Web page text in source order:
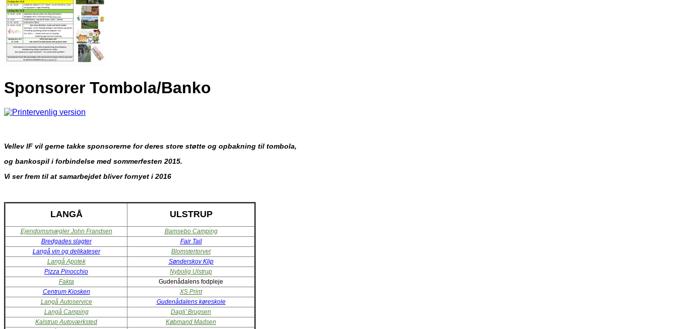
Sponsorer Tombola/Banko
Vellev IF vil gerne takke sponsorerne for deres store støtte og opbakning til tombola,
og bankospil i forbindelse med sommerfesten 2015.
Vi ser frem til at samarbejdet bliver fornyet i 2016
LANGÅ ULSTRUP
Ejendomsmægler John Frandsen
Bamsebo Camping
Bredgades slagter
Fair Tail
Langå vin og delikateser
Blomstertorvet
Langå Apotek
Sønderskov Klip
Pizza Pinocchio
Nybolig Ulstrup
Fakta
Gudenådalens fodpleje
Centrum Kiosken
XS Print
Langå Autoservice
Gudenådalens køreskole
Langå Camping
Dagli’ Brugsen
Kalstrup Autoværksted
Købmand Madsen